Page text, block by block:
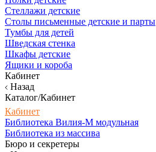
Стеллажи детские
Столы письменные детские и парты
Тумбы для детей
Шведская стенка
Шкафы детские
Ящики и короба
Кабинет
Назад
Каталог/Кабинет
Кабинет
Библиотека Вилия-М модульная
Библиотека из массива
Бюро и секретеры